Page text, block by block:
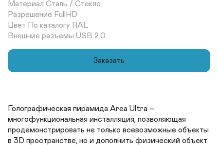
Материал Сталь / Стекло
Разрешение FullHD
Цвет По каталогу RAL
Внешние разъемы USB 2.0
Заказать
Голографическая пирамида Area Ultra –
многофункциональная инсталляция, позволяющая
продемонстрировать не только всевозможные объекты
в 3D пространстве, но и дополнить физический объект